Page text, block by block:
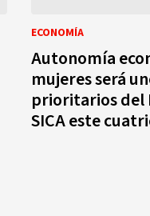
ECONOMÍA
Autonomía
mujeres será
prioritarios del
SICA este